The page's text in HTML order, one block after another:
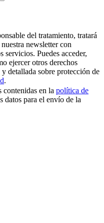
del tratamiento, tratará
newsletter con
servicios. Puedes acceder,
ejercer otros derechos
detallada sobre protección de
.
en la política de
datos para el envío de la